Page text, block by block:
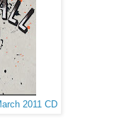
2011 CD